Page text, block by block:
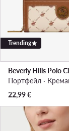
Trending
Beverly Hills Polo
Портфейл ·
22,99€